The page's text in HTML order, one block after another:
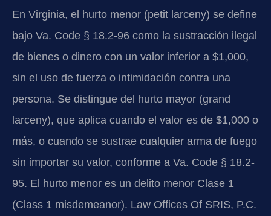
En Virginia, el hurto menor (petit larceny) se define
bajo Va. Code § 18.2-96 como la sustracción ilegal
de bienes o dinero con un valor inferior a $1,000,
sin el uso de fuerza o intimidación contra una
persona. Se distingue del hurto mayor (grand
larceny), que aplica cuando el valor es de $1,000 o
más, o cuando se sustrae cualquier arma de fuego
sin importar su valor, conforme a Va. Code § 18.2-
95. El hurto menor es un delito menor Clase 1
(Class 1 misdemeanor). Law Offices Of SRIS, P.C.